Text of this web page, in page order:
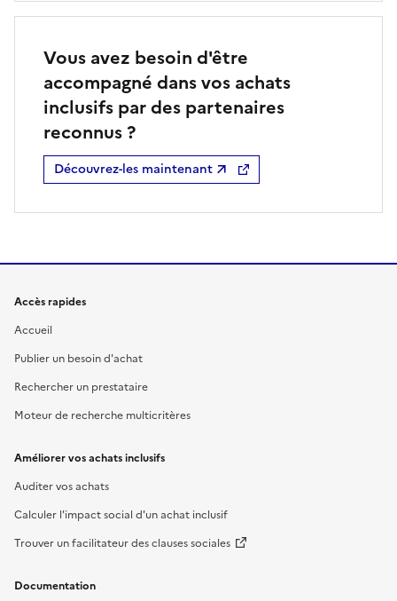
Vous avez besoin d'être
accompagné dans vos achats
inclusifs par des partenaires
reconnus ?
Découvrez-les maintenant
Accès rapides
Accueil
Publier un besoin d'achat
Rechercher un prestataire
Moteur de recherche multicritères
Améliorer vos achats inclusifs
Auditer vos achats
Calculer l'impact social d'un achat inclusif
Trouver un facilitateur des clauses sociales
Documentation